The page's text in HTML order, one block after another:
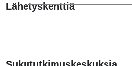
Lähetyskenttiä
Sukututkimuskeskuksia